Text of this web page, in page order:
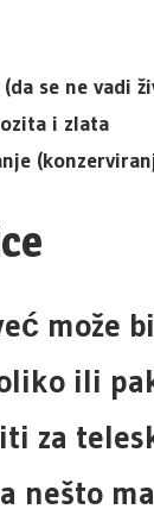
se ne vadi
i zlata
može
ili
za
nešto